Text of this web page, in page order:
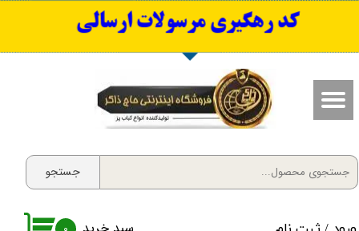
حساب کاربری من
سفارشات
جستجو
​کد رهگیری مرسولات ارسالی